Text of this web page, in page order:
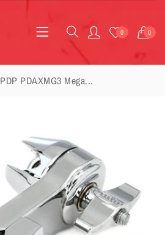
0 0
PDP PDAXMG3 Mega...